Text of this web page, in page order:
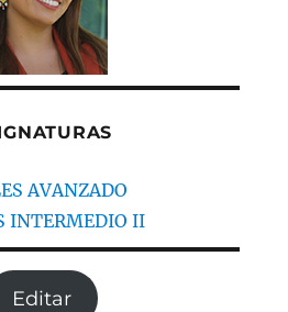
AVANZADO
INTERMEDIO II
Editar